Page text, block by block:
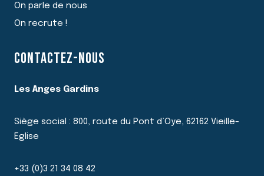
On parle de nous
On recrute !
CONTACTEZ-NOUS
Les Anges Gardins
Siège social : 800, route du Pont d’Oye, 62162 Vieille-
Eglise
+33 (0)3 21 34 08 42